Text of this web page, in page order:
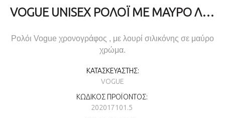
VOGUE UNISEX ΡΟΛΌΙ ΜΕ ΜΑΎΡΟ ΛΟΥΡΊ ΣΙΛΙΚΌΝΗΣ 202017101.5
Ρολόι Vogue χρονογράφος , με λουρί σιλικόνης σε μαύρο
χρώμα.
ΚΑΤΑΣΚΕΥΑΣΤΉΣ:
VOGUE
ΚΩΔΙΚΌΣ ΠΡΟΪΌΝΤΟΣ:
202017101.5